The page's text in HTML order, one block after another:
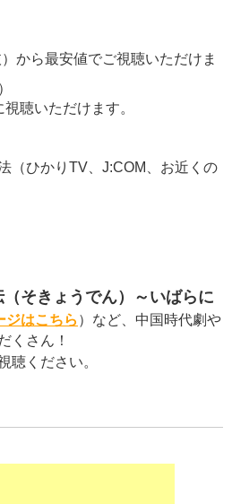
から最安値でご視聴いただけま
聴いただけます。
（ひかりTV、J:COM、お近くの
（そきょうでん）～いばらに
ジはこちら ）など、中国時代劇や
くさん！
聴ください。